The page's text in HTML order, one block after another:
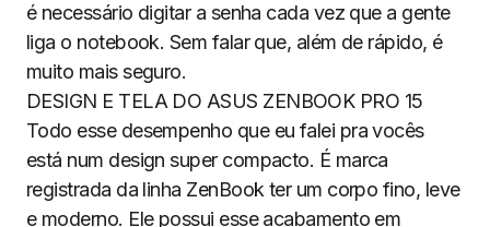
é necessário digitar a senha cada vez que a gente
liga o notebook. Sem falar que, além de rápido, é
muito mais seguro.
DESIGN E TELA DO ASUS ZENBOOK PRO 15
Todo esse desempenho que eu falei pra vocês
está num design super compacto. É marca
registrada da linha ZenBook ter um corpo fino, leve
e moderno. Ele possui esse acabamento em